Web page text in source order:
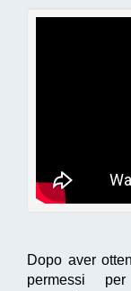
Dopo aver
permessi